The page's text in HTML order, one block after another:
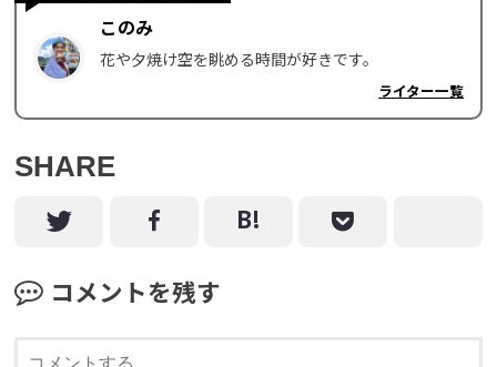
このみ
花や夕焼け空を眺める時間が好きです。
ライター一覧
SHARE
コメントを残す